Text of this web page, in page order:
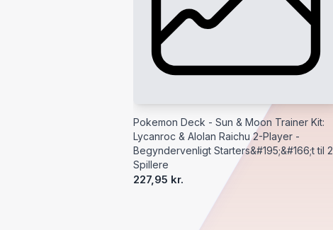
Pokemon Deck - Sun & Moon Trainer Kit:
Lycanroc & Alolan Raichu 2-Player -
Begyndervenligt Starters&#195;&#166;t til 2
Spillere
227,95 kr.